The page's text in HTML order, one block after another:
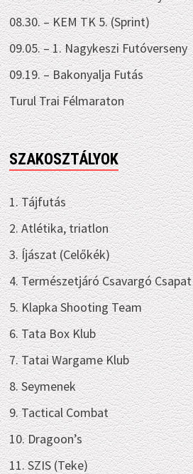
08.30. – KEM TK 5. (Sprint)
09.05. – 1. Nagykeszi Futóverseny
09.19. – Bakonyalja Futás
Turul Trai Félmaraton
SZAKOSZTÁLYOK
1. Tájfutás
2. Atlétika, triatlon
3. Íjászat (Celőkék)
4. Természetjáró Csavargó Csapat
5. Klapka Shooting Team
6. Tata Box Klub
7. Tatai Wargame Klub
8. Seymenek
9. Tactical Combat
10. Dragoon’s
11. SZIS (Teke)